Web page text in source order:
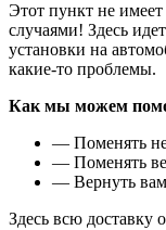
Этот пункт не
случаями! Здесь
установки на
какие-то проблемы.
Как мы можем
— Поменять
— Поменять
— Вернуть вам
Здесь всю доставку